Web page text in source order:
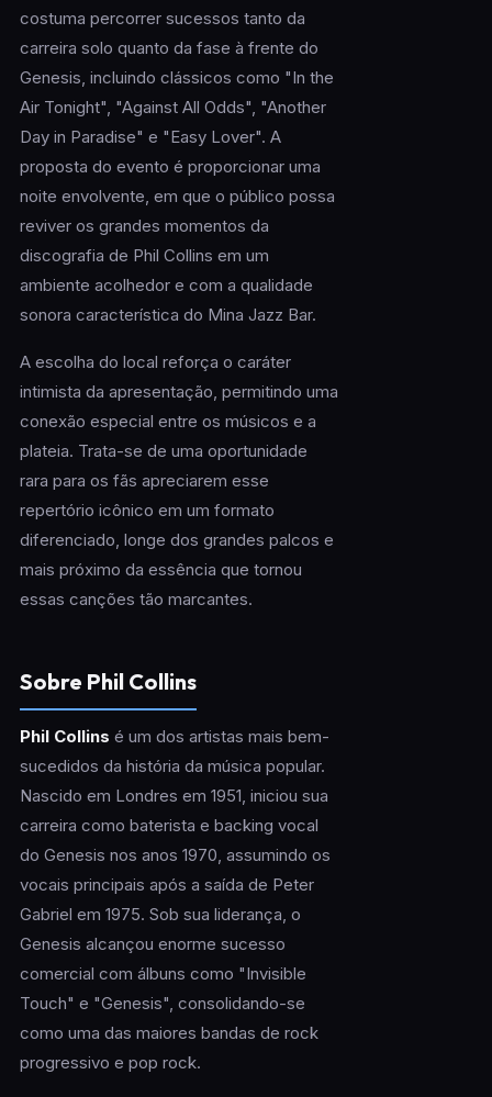
costuma percorrer sucessos tanto da
carreira solo quanto da fase à frente do
Genesis, incluindo clássicos como "In the
Air Tonight", "Against All Odds", "Another
Day in Paradise" e "Easy Lover". A
proposta do evento é proporcionar uma
noite envolvente, em que o público possa
reviver os grandes momentos da
discografia de Phil Collins em um
ambiente acolhedor e com a qualidade
sonora característica do Mina Jazz Bar.
A escolha do local reforça o caráter
intimista da apresentação, permitindo uma
conexão especial entre os músicos e a
plateia. Trata-se de uma oportunidade
rara para os fãs apreciarem esse
repertório icônico em um formato
diferenciado, longe dos grandes palcos e
mais próximo da essência que tornou
essas canções tão marcantes.
Sobre Phil Collins
Phil Collins é um dos artistas mais bem-
sucedidos da história da música popular.
Nascido em Londres em 1951, iniciou sua
carreira como baterista e backing vocal
do Genesis nos anos 1970, assumindo os
vocais principais após a saída de Peter
Gabriel em 1975. Sob sua liderança, o
Genesis alcançou enorme sucesso
comercial com álbuns como "Invisible
Touch" e "Genesis", consolidando-se
como uma das maiores bandas de rock
progressivo e pop rock.